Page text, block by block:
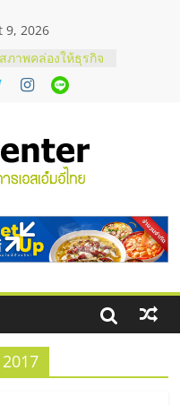
9, 2026
ภาพคล่องให้ธุรกิจ
สบริหารสถานี
Up จับคู่แฟรน
าพสูง พร้อม
ในไทยที่ไหนดี?
ห้คุ้มค่าและตอบ